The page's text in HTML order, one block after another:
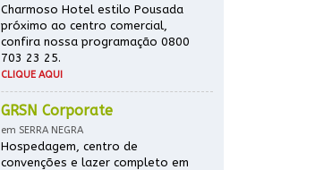
Charmoso Hotel estilo Pousada
próximo ao centro comercial,
confira nossa programação 0800
703 23 25.
CLIQUE AQUI
GRSN Corporate
em SERRA NEGRA
Hospedagem, centro de
convenções e lazer completo em